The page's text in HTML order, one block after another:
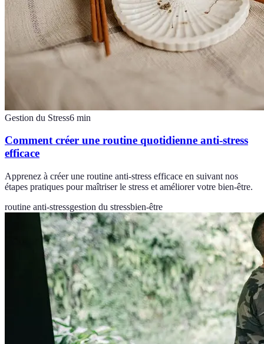
Gestion du Stress6 min
Comment créer une routine quotidienne anti-stress
efficace
Apprenez à créer une routine anti-stress efficace en suivant nos
étapes pratiques pour maîtriser le stress et améliorer votre bien-être.
routine anti-stressgestion du stressbien-être